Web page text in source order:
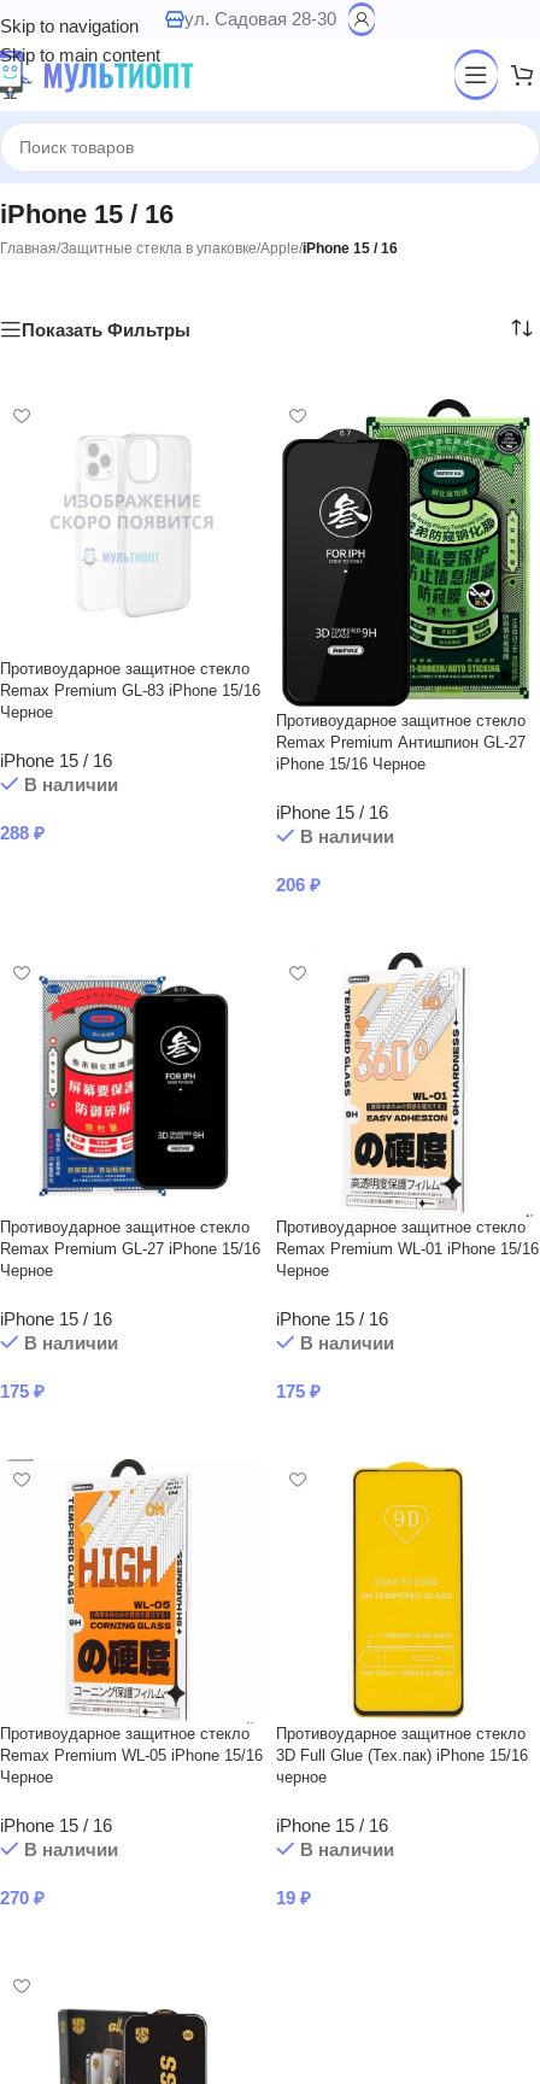
Skip to navigation
Skip to main content
ул. Садовая 28-30
iPhone 15 / 16
Главная/Защитные стекла в упаковке/Apple/iPhone 15 / 16
Показать Фильтры
Противоударное защитное стекло
Remax Premium GL-83 iPhone 15/16
Черное
iPhone 15 / 16
В наличии
288 ₽
Противоударное защитное стекло
Remax Premium Антишпион GL-27
iPhone 15/16 Черное
iPhone 15 / 16
В наличии
206 ₽
Противоударное защитное стекло
Remax Premium GL-27 iPhone 15/16
Черное
iPhone 15 / 16
В наличии
175 ₽
Противоударное защитное стекло
Remax Premium WL-01 iPhone 15/16
Черное
iPhone 15 / 16
В наличии
175 ₽
Противоударное защитное стекло
Remax Premium WL-05 iPhone 15/16
Черное
iPhone 15 / 16
В наличии
270 ₽
Противоударное защитное стекло
3D Full Glue (Тех.пак) iPhone 15/16
черное
iPhone 15 / 16
В наличии
19 ₽